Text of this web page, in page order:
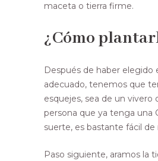
maceta o tierra firme.
¿Cómo
Después de haber elegido
adecuado, tenemos que
esquejes, sea de un vivero
persona que ya tenga una
suerte, es bastante fácil de
Paso siguiente, aramos la